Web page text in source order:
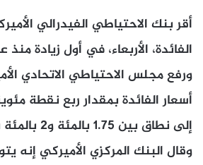
أقر بنك الاحتياطي الفيدرالي
الفائدة، الأربعاء، في أول زيادة منذ عام
ورفع مجلس الاحتياطي الاتحادي
أسعار الفائدة بمقدار ربع نقطة
إلى نطاق بين 1.75 بالمئة و2 بالمئة بحلول نهاية العام.
وقال البنك المركزي الأميركي إنه